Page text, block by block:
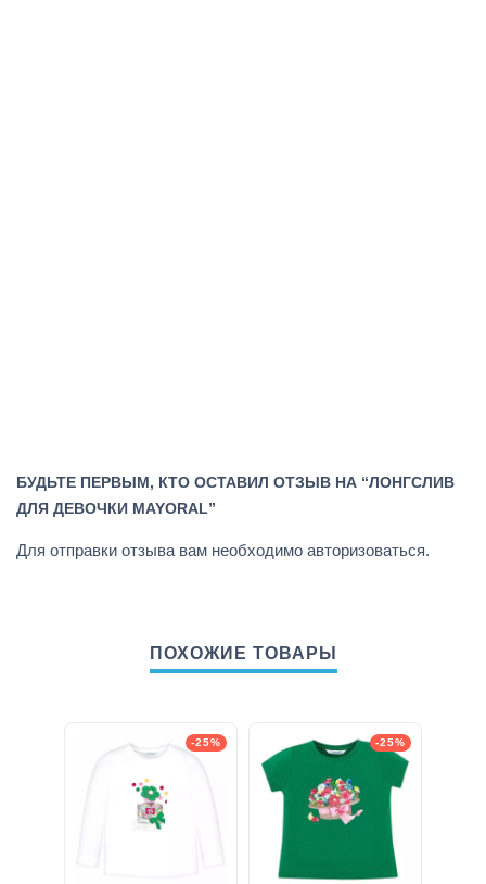
БУДЬТЕ ПЕРВЫМ, КТО ОСТАВИЛ ОТЗЫВ НА “ЛОНГСЛИВ
ДЛЯ ДЕВОЧКИ MAYORAL”
Для отправки отзыва вам необходимо авторизоваться.
ПОХОЖИЕ ТОВАРЫ
-25% -25%